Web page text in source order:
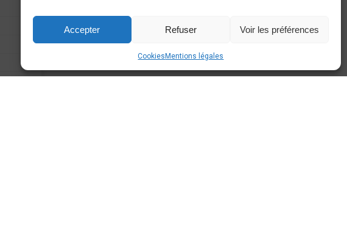
Accepter Refuser Voir les préférences
Cookies Mentions légales